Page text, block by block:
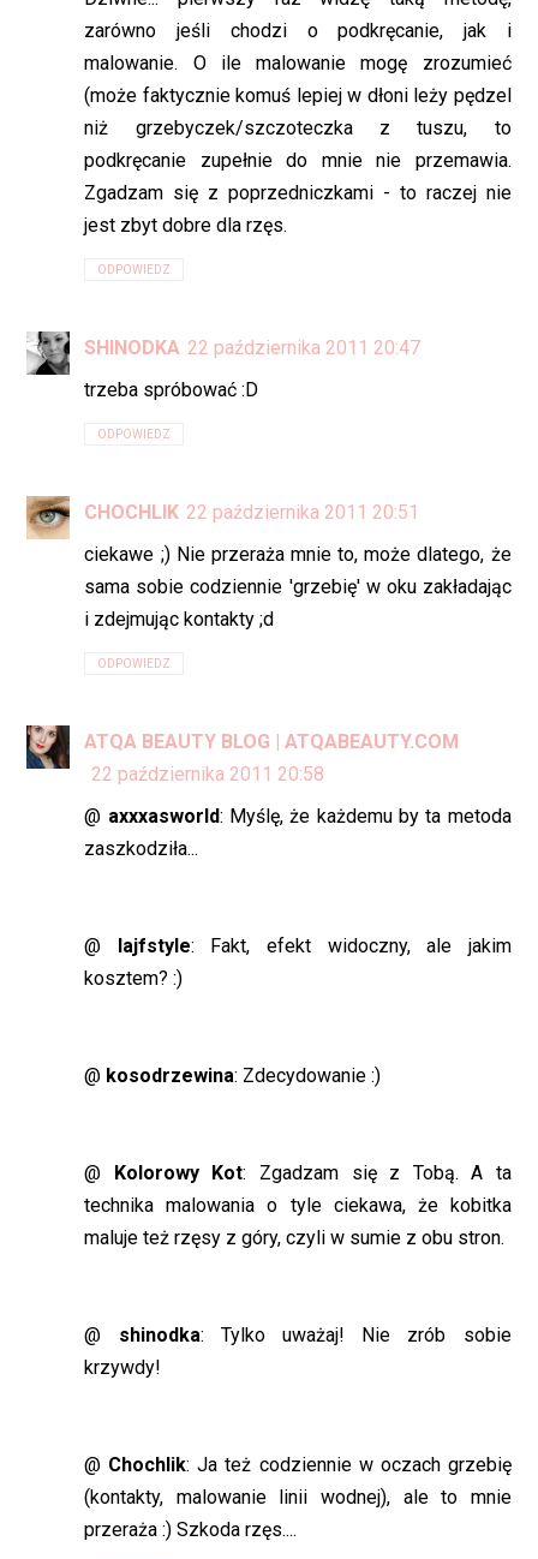
zarówno jeśli chodzi o podkręcanie, jak i
malowanie. O ile malowanie mogę zrozumieć
(może faktycznie komuś lepiej w dłoni leży pędzel
niż grzebyczek/szczoteczka z tuszu, to
podkręcanie zupełnie do mnie nie przemawia.
Zgadzam się z poprzedniczkami - to raczej nie
jest zbyt dobre dla rzęs.
ODPOWIEDZ
SHINODKA 22 października 2011 20:47
trzeba spróbować :D
ODPOWIEDZ
CHOCHLIK 22 października 2011 20:51
ciekawe ;) Nie przeraża mnie to, może dlatego, że
sama sobie codziennie 'grzebię' w oku zakładając
i zdejmując kontakty ;d
ODPOWIEDZ
ATQA BEAUTY BLOG | ATQABEAUTY.COM
22 października 2011 20:58
@ axxxasworld: Myślę, że każdemu by ta metoda
zaszkodziła...
@ lajfstyle: Fakt, efekt widoczny, ale jakim
kosztem? :)
@ kosodrzewina: Zdecydowanie :)
@ Kolorowy Kot: Zgadzam się z Tobą. A ta
technika malowania o tyle ciekawa, że kobitka
maluje też rzęsy z góry, czyli w sumie z obu stron.
@ shinodka: Tylko uważaj! Nie zrób sobie
krzywdy!
@ Chochlik: Ja też codziennie w oczach grzebię
(kontakty, malowanie linii wodnej), ale to mnie
przeraża :) Szkoda rzęs....